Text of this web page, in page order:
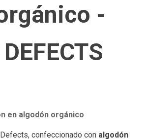
-
en algodón orgánico
confeccionado con algodón